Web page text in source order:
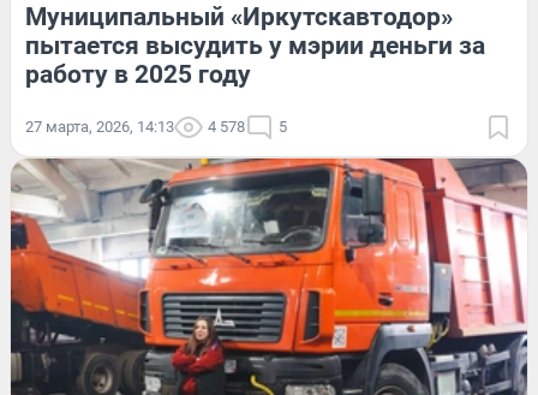
Муниципальный «Иркутскавтодор»
пытается высудить у мэрии деньги за
работу в 2025 году
27 марта, 2026, 14:13 4 578 5